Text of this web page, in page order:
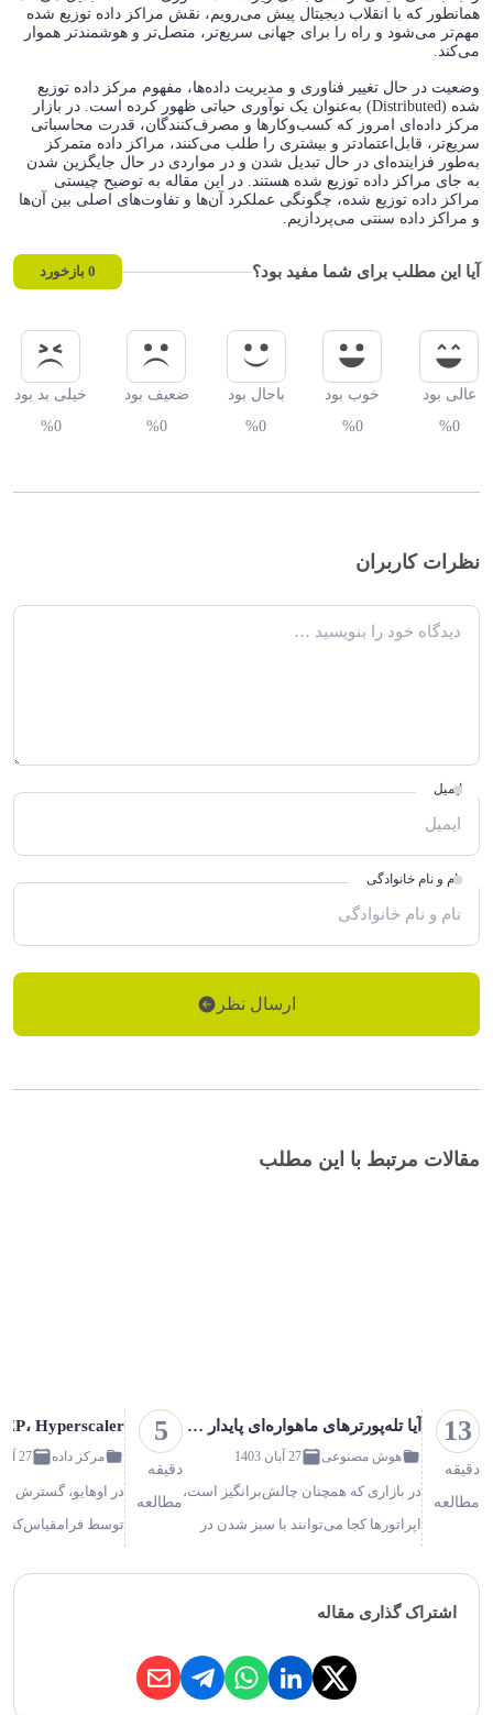
همانطور که با انقلاب دیجیتال پیش می‌رویم، نقش مراکز داده توزیع شده
مهم‌تر می‌شود و راه را برای جهانی سریع‌تر، متصل‌تر و هوشمندتر هموار
می‌کند.
وضعیت در حال تغییر فناوری و مدیریت داده‌ها، مفهوم مرکز داده توزیع
شده (Distributed) به‌عنوان یک نوآوری حیاتی ظهور کرده است. در بازار
مرکز داده‌ای امروز که کسب‌وکارها و مصرف‌کنندگان، قدرت محاسباتی
سریع‌تر، قابل‌اعتمادتر و بیشتری را طلب می‌کنند، مراکز داده متمرکز
به‌طور فزاینده‌ای در حال تبدیل شدن و در مواردی در حال جایگزین شدن
به جای مراکز داده توزیع شده هستند. در این مقاله به توضیح چیستی
مراکز داده توزیع شده، چگونگی عملکرد آن‌ها و تفاوت‌های اصلی بین آن‌ها
و مراکز داده سنتی می‌پردازیم.
آیا این مطلب برای شما مفید بود؟ 0 بازخورد
عالی بود
%0
خوب بود
%0
باحال بود
%0
ضعیف بود
%0
خیلی بد بود
%0
نظرات کاربران
دیدگاه خود را بنویسید
ایمیل
نام و نام خانوادگی
ارسال نظر
مقالات مرتبط با این مطلب
13
دقیقه
مطالعه
آیا تله‌پورترهای ماهواره‌ای پایدار می‌توانند مزیتی در یک مارکت شلوغ داشته باشند؟
هوش مصنوعی 27 آبان 1403
در بازاری که همچنان چالش‌برانگیز است،
اپراتورها کجا می‌توانند با سبز شدن در
ایستگاه‌های زمینی و بخش‌های زمینی
نامیده می‌شوند، از او…
5
دقیقه
مطالعه
مرکز داده 27 آبان 1403
در اوهایو، گسترش
توسط
روند رو به افزایش
اشتراک گذاری مقاله